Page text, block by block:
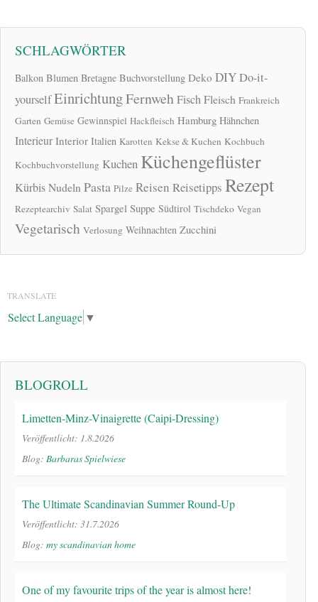
SCHLAGWÖRTER
Balkon Blumen Bretagne Buchvorstellung Deko DIYDo-it-
yourselfEinrichtungFernwehFischFleisch Frankreich
Garten Gemüse Gewinnspiel Hackfleisch Hamburg Hähnchen
Interieur Interior Italien Karotten Kekse & Kuchen Kochbuch
Kochbuchvorstellung Kuchen Küchengeflüster
KürbisNudeln Pasta Pilze Reisen Reisetipps Rezept
Rezeptearchiv Salat Spargel Suppe Südtirol Tischdeko Vegan
Vegetarisch Verlosung Weihnachten Zucchini
TRANSLATE
Select Language ▼
BLOGROLL
Limetten-Minz-Vinaigrette (Caipi-Dressing)
Veröffentlicht: 1.8.2026
Blog: Barbaras Spielwiese
The Ultimate Scandinavian Summer Round-Up
Veröffentlicht: 31.7.2026
Blog: my scandinavian home
One of my favourite trips of the year is almost here!